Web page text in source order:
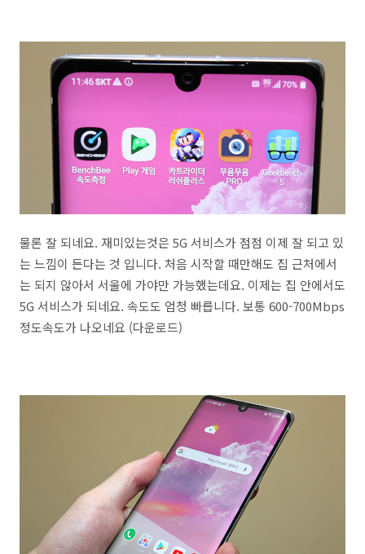
물론 잘 되네요. 재미있는것은 5G 서비스가 점점 이제 잘 되고 있
는 느낌이 든다는 것 입니다. 처음 시작할 때만해도 집 근처에서
는 되지 않아서 서울에 가야만 가능했는데요. 이제는 집 안에서도
5G 서비스가 되네요. 속도도 엄청 빠릅니다. 보통 600-700Mbps
정도속도가 나오네요 (다운로드)